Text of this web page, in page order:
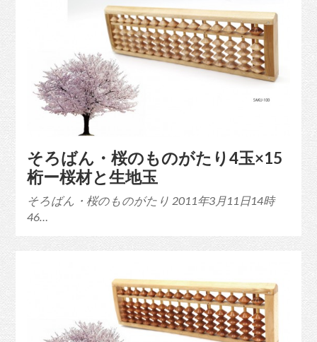
そろばん・桜のものがたり4玉×15
桁ー桜材と生地玉
そろばん・桜のものがたり 2011年3月11日14時
46…